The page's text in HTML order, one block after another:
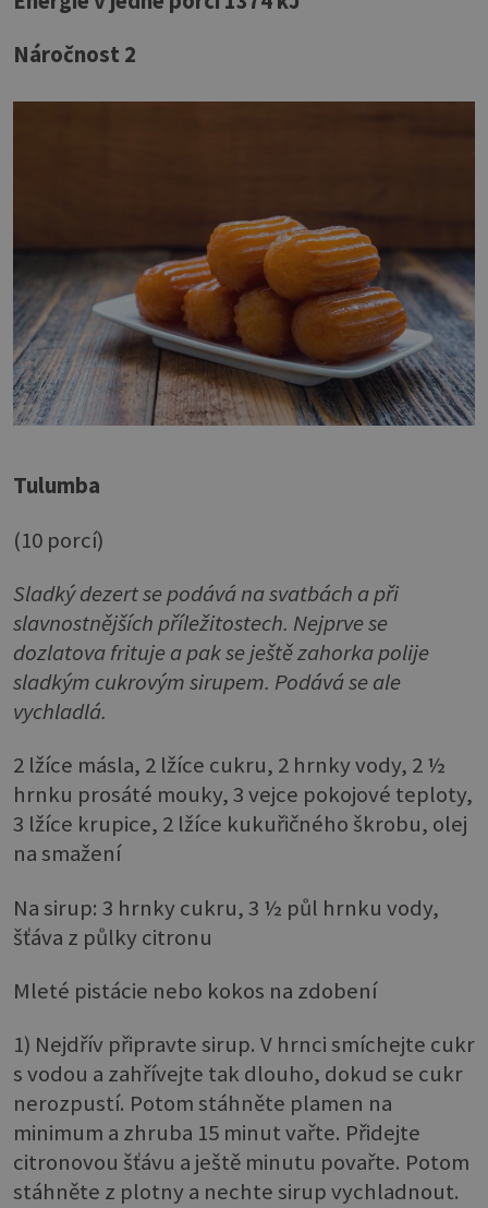
Náročnost 2
Tulumba
(10 porcí)
Sladký dezert se podává na svatbách a při
slavnostnějších příležitostech. Nejprve se
dozlatova frituje a pak se ještě zahorka polije
sladkým cukrovým sirupem. Podává se ale
vychladlá.
2 lžíce másla, 2 lžíce cukru, 2 hrnky vody, 2 ½
hrnku prosáté mouky, 3 vejce pokojové teploty,
3 lžíce krupice, 2 lžíce kukuřičného škrobu, olej
na smažení
Na sirup: 3 hrnky cukru, 3 ½ půl hrnku vody,
šťáva z půlky citronu
Mleté pistácie nebo kokos na zdobení
1) Nejdřív připravte sirup. V hrnci smíchejte cukr
s vodou a zahřívejte tak dlouho, dokud se cukr
nerozpustí. Potom stáhněte plamen na
minimum a zhruba 15 minut vařte. Přidejte
citronovou šťávu a ještě minutu povařte. Potom
stáhněte z plotny a nechte sirup vychladnout.